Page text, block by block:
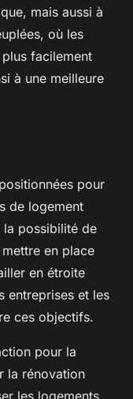
mais aussi à
où les
facilement
à une meilleure
pour
de logement
possibilité de
en place
en étroite
entreprises et les
ces objectifs.
pour la
la rénovation
les logements